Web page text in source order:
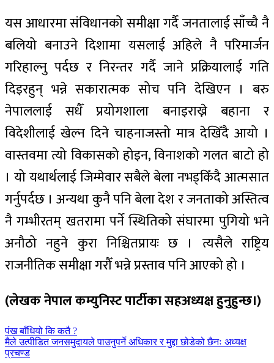
यस आधारमा संविधानको समीक्षा गर्दै जनतालाई साँच्चै नै
बलियो बनाउने दिशामा यसलाई अहिले नै परिमार्जन
गरिहाल्नु पर्दछ र निरन्तर गर्दै जाने प्रक्रियालाई गति
दिइरहुन् भन्ने सकारात्मक सोच पनि देखिएन । बरु
नेपाललाई सधैँ प्रयोगशाला बनाइराख्ने बहाना र
विदेशीलाई खेल्न दिने चाहनाजस्तो मात्र देखिँदै आयो ।
वास्तवमा त्यो विकासको होइन, विनाशको गलत बाटो हो
। यो यथार्थलाई जिम्मेवार सबैले बेला नभड्किँदै आत्मसात
गर्नुपर्दछ । अन्यथा कुनै पनि बेला देश र जनताको अस्तित्व
नै गम्भीरतम्‌ खतरामा पर्ने स्थितिको संघारमा पुगियो भने
अनौठो नहुने कुरा निश्चितप्रायः छ । त्यसैले राष्ट्रिय
राजनीतिक समीक्षा गरौँ भन्ने प्रस्ताव पनि आएको हो ।
(लेखक नेपाल कम्युनिस्ट पार्टीका सहअध्यक्ष हुनुहुन्छ।)
पछिल्लाे
-
पंख बाँधियो कि कतै ?
अघिल्लाे
-
मैले उत्पीडित जनसमुदायले पाउनुपर्ने अधिकार र मुद्दा छोडेको छैनः अध्यक्ष
प्रचण्ड